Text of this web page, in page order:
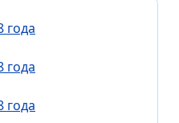
года
года
года